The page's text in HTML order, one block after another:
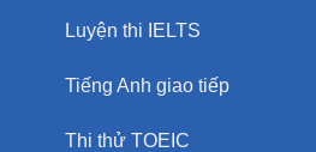
Luyện thi IELTS
Tiếng Anh giao tiếp
Thi thử TOEIC